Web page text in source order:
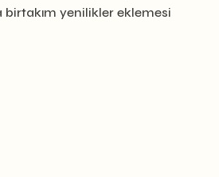
birtakım yenilikler eklemesi